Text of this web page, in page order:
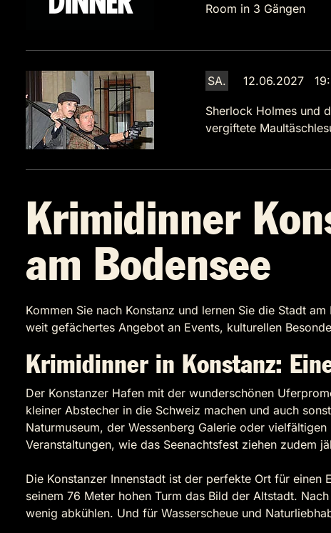
Room in 3 Gängen
SA. 12.06.2027
Sherlock Holmes und
vergiftete
Krimidinner
am Bodensee
Kommen Sie nach Konstanz und lernen Sie die Stadt
weit gefächertes Angebot an Events, kulturellen
Krimidinner in Konstanz:
Der Konstanzer Hafen mit der wunderschönen
kleiner Abstecher in die Schweiz machen und auch
Naturmuseum, der Wessenberg Galerie oder
Veranstaltungen, wie das Seenachtsfest ziehen zudem
Die Konstanzer Innenstadt ist der perfekte Ort für
seinem 76 Meter hohen Turm das Bild der Altstadt.
wenig abkühlen. Und für Wasserscheue und